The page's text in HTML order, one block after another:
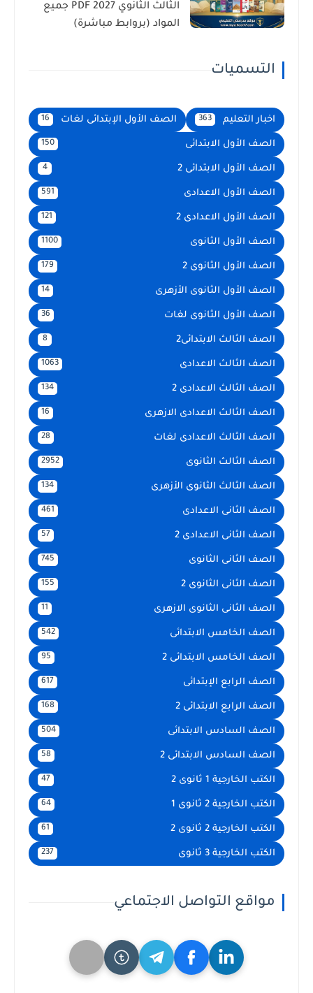
الثالث الثانوي 2027 PDF جميع
المواد (بروابط مباشرة)
التسميات
اخبار التعليم 363 الصف الأول الإبتدائى لغات 16
الصف الأول الابتدائى 150
الصف الأول الابتدائى 2 4
الصف الأول الاعدادى 591
الصف الأول الاعدادى 2 121
الصف الأول الثانوى 1100
الصف الأول الثانوى 2 179
الصف الأول الثانوى الأزهرى 14
الصف الأول الثانوى لغات 36
الصف الثالث الابتدائى2 8
الصف الثالث الاعدادى 1063
الصف الثالث الاعدادى 2 134
الصف الثالث الاعدادى الازهرى 16
الصف الثالث الاعدادى لغات 28
الصف الثالث الثانوى 2952
الصف الثالث الثانوى الأزهرى 134
الصف الثانى الاعدادى 461
الصف الثانى الاعدادى 2 57
الصف الثانى الثانوى 745
الصف الثانى الثانوى 2 155
الصف الثانى الثانوى الازهرى 11
الصف الخامس الابتدائى 542
الصف الخامس الابتدائى 2 95
الصف الرابع الإبتدائى 617
الصف الرابع الابتدائى 2 168
الصف السادس الابتدائى 504
الصف السادس الابتدائى 2 58
الكتب الخارجية 1 ثانوى 2 47
الكتب الخارجية 2 ثانوى 1 64
الكتب الخارجية 2 ثانوى 2 61
الكتب الخارجية 3 ثانوى 237
مواقع التواصل الاجتماعي